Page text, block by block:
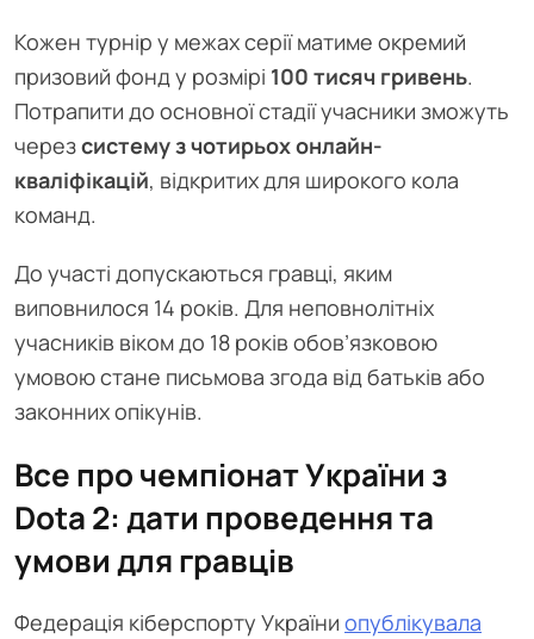
Кожен турнір у межах серії матиме окремий
призовий фонд у розмірі 100 тисяч гривень.
Потрапити до основної стадії учасники зможуть
черезсистему з чотирьох онлайн-
кваліфікацій, відкритих для широкого кола
команд.
До участі допускаються гравці, яким
виповнилося 14 років. Для неповнолітніх
учасників віком до 18 років обов’язковою
умовою стане письмова згода від батьків або
законних опікунів.
Все про чемпіонат України з
Dota 2: дати проведення та
умови для гравців
Федерація кіберспорту України опублікувала